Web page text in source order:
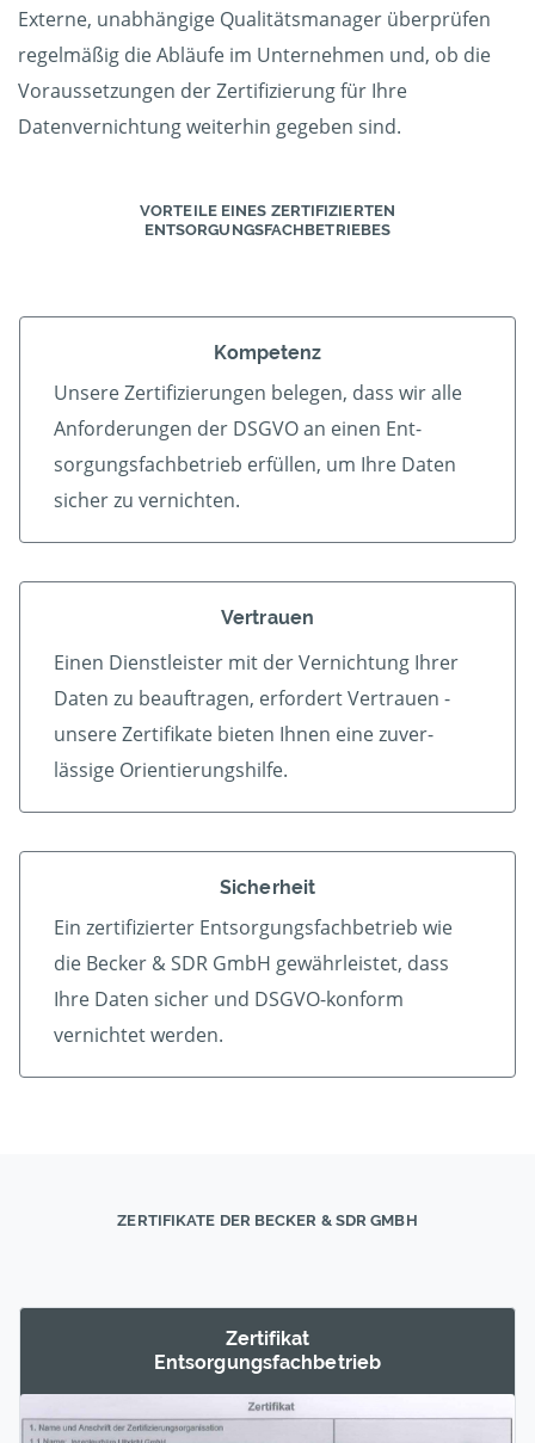
Externe, unabhängige Qualitätsmanager überprüfen
regelmäßig die Abläufe im Unternehmen und, ob die
Voraussetzungen der Zertifizierung für Ihre
Datenvernichtung weiterhin gegeben sind.
VORTEILE EINES ZERTIFIZIERTEN
ENTSORGUNGSFACHBETRIEBES
Kompetenz
Unsere Zertifizierungen belegen, dass wir alle
An­forder­ungen der DSGVO an einen Ent­
sorgungs­fach­betrieb er­füllen, um Ihre Daten
sicher zu vernichten.
Vertrauen
Einen Dienstleister mit der Vern­ichtung Ihrer
Daten zu beauf­tragen, erfordert Vertrauen -
unsere Zerti­fikate bieten Ihnen eine zu­ver­
lässige Orientierungshilfe.
Sicherheit
Ein zertifizierter Ent­sorgungs­fach­betrieb wie
die Becker & SDR GmbH gewährleistet, dass
Ihre Daten sicher und DSGVO-konform
vernichtet werden.
ZERTIFIKATE DER BECKER & SDR GMBH
Zertifikat
Entsorgungs­fachbetrieb